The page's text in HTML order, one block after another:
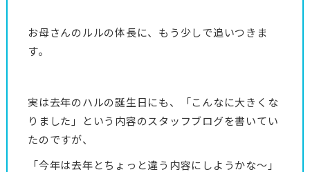
お母さんのルルの体長に、もう少しで追いつきま
す。
実は去年のハルの誕生日にも、「こんなに大きくな
りました」という内容のスタッフブログを書いてい
たのですが、
「今年は去年とちょっと違う内容にしようかな～」